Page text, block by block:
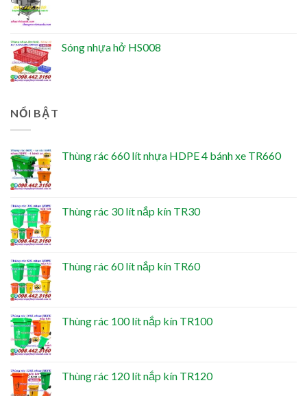
Sóng nhựa hở HS008
NỔI BẬT
Thùng rác 660 lít nhựa HDPE 4 bánh xe TR660
Thùng rác 30 lít nắp kín TR30
Thùng rác 60 lít nắp kín TR60
Thùng rác 100 lít nắp kín TR100
Thùng rác 120 lít nắp kín TR120